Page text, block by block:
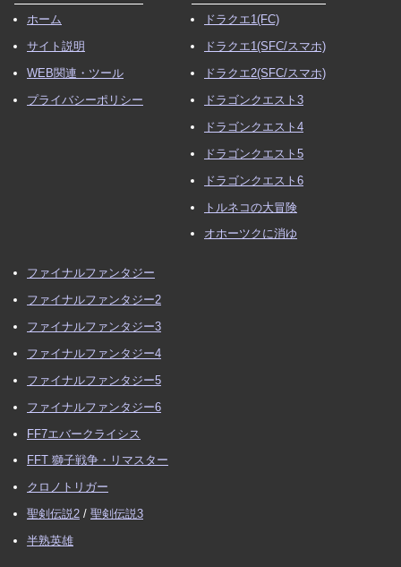
ホーム
サイト説明
WEB関連・ツール
プライバシーポリシー
ドラクエ1(FC)
ドラクエ1(SFC/スマホ)
ドラクエ2(SFC/スマホ)
ドラゴンクエスト3
ドラゴンクエスト4
ドラゴンクエスト5
ドラゴンクエスト6
トルネコの大冒険
オホーツクに消ゆ
ファイナルファンタジー
ファイナルファンタジー2
ファイナルファンタジー3
ファイナルファンタジー4
ファイナルファンタジー5
ファイナルファンタジー6
FF7エバークライシス
FFT 獅子戦争・リマスター
クロノトリガー
聖剣伝説2 / 聖剣伝説3
半熟英雄